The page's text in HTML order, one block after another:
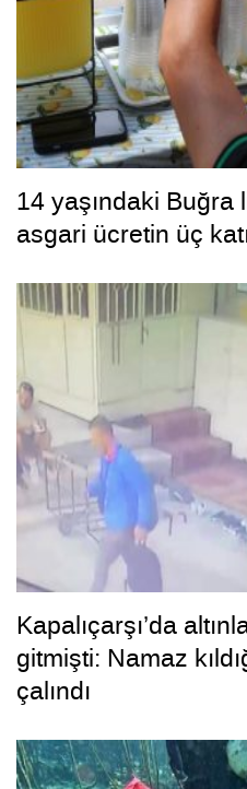
14 yaşındaki
asgari ücretin üç
Kapalıçarşı’da
gitmişti: Namaz
çalındı